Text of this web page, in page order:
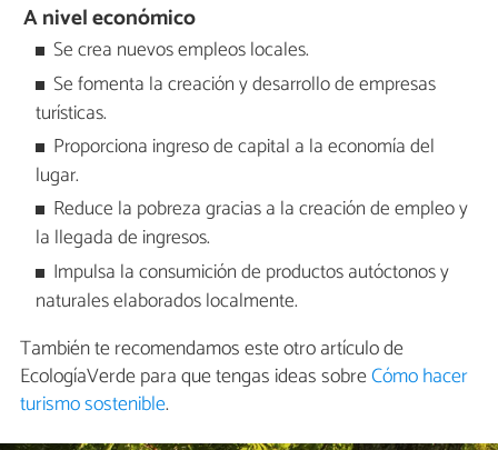
A nivel económico
Se crea nuevos empleos locales.
Se fomenta la creación y desarrollo de empresas
turísticas.
Proporciona ingreso de capital a la economía del
lugar.
Reduce la pobreza gracias a la creación de empleo y
la llegada de ingresos.
Impulsa la consumición de productos autóctonos y
naturales elaborados localmente.
También te recomendamos este otro artículo de
EcologíaVerde para que tengas ideas sobreCómo hacer
turismo sostenible.